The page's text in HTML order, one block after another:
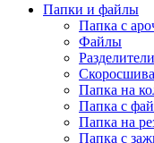
Папки и файлы
Папка с
Файлы
Папка на
Папка с
Папка на
Папка с